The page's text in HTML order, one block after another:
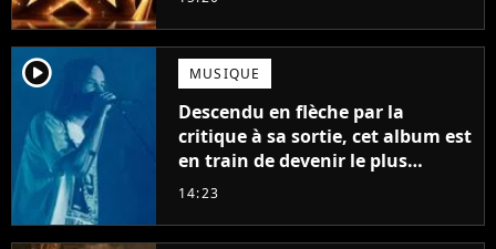
player2 MUSIQUE
Descendu en flèche par la
critique à sa sortie, cet album est
en train de devenir le plus
populaire de son auteur
14:23